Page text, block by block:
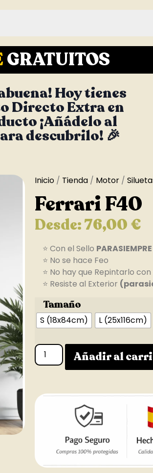
GRATUITOS
Hoy tienes
Directo Extra en
¡Añádelo al
descubrilo! 🎉
Inicio / Tienda / Motor /
Ferrari F40
Desde:76,00€
⭐ Con el Sello PARASIEMPRE
⭐ No se hace Feo
⭐ No hay que Repintarlo
⭐ Resiste al Exterior
Tamaño
S (18x84cm) L (25x116cm)
Añadir al